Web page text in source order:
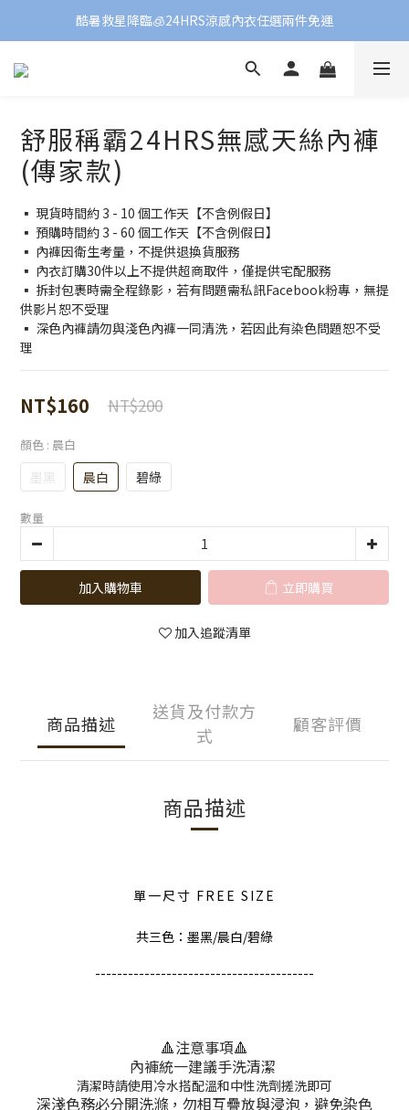
酷暑救星降臨🧊24HRS涼感內衣任選兩件免運
舒服稱霸24HRS無感天絲內褲
(傳家款)
▪️ 現貨時間約 3 - 10 個工作天【不含例假日】
▪️ 預購時間約 3 - 60 個工作天【不含例假日】
▪️ 內褲因衛生考量，不提供退換貨服務
▪️ 內衣訂購30件以上不提供超商取件，僅提供宅配服務
▪️ 拆封包裹時需全程錄影，若有問題需私訊Facebook粉專，無提
供影片恕不受理
▪️ 深色內褲請勿與淺色內褲一同清洗，若因此有染色問題恕不受
理
NT$160 NT$200
顏色 : 晨白
墨黑 晨白 碧綠
數量
加入購物車 立即購買
加入追蹤清單
商品描述
送貨及付款方
式
顧客評價
商品描述
單一尺寸 FREE SIZE
共三色：墨黑/晨白/碧綠
----------------------------------------
🔺注意事項🔺
內褲統一建議手洗清潔
清潔時請使用冷水搭配溫和中性洗劑搓洗即可
深淺色務必分開洗滌，勿相互疊放與浸泡，避免染色